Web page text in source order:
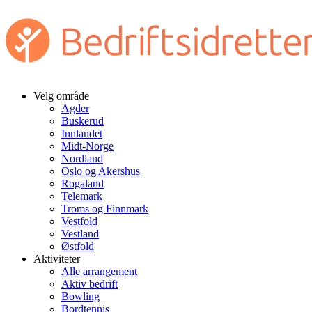
Velg område
Agder
Buskerud
Innlandet
Midt-Norge
Nordland
Oslo og Akershus
Rogaland
Telemark
Troms og Finnmark
Vestfold
Vestland
Østfold
Aktiviteter
Alle arrangement
Aktiv bedrift
Bowling
Bordtennis